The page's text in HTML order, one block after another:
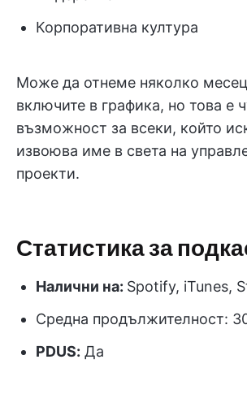
Корпоративна култура
Може да отнеме няколко
включите в графика, но това е
възможност за всеки, който
извоюва име в света на
проекти.
Статистика за
Налични на: Spotify, iTunes,
Средна продължителност:
PDUS: Да